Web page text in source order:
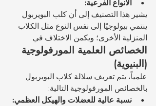
الأنواع الفرعية:
يشير هذا التصنيف إلى أن كلب البويربول
ينتمي بيولوجيًا إلى نفس النوع مثل الكلاب
المنزلية الأخرى؛ ويكمن الاختلاف في
الخصائص العلمية المورفولوجية
(البنيوية)
علمياً، يتم تعريف سلالة كلاب البويربول
بالخصائص المورفولوجية التالية:
نسبة عالية للعضلات والهيكل العظمي: